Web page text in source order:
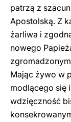
patrzą z
Apostolską. Z
żarliwa i
nowego
zgromadzonym
Mając żywo w
modlącego się
wdzięczność